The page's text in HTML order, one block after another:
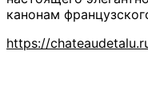
канонам
https://